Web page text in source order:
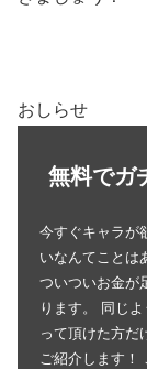
おしらせ
無料でガ
今すぐキャラが
いなんてことは
ついついお金が
ります。 同じ
って頂けた方だ
ご紹介します！